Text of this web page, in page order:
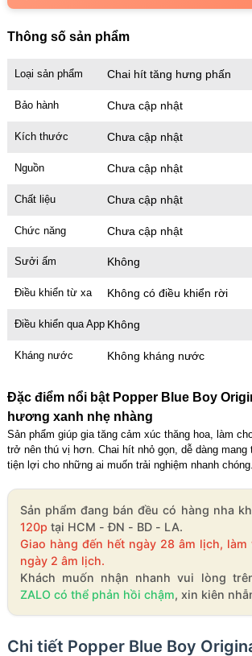
Thông số sản phẩm
Loại sản phẩm Chai hít tăng hưng phấn
Bảo hành Chưa cập nhật
Kích thước Chưa cập nhật
Nguồn Chưa cập nhật
Chất liệu Chưa cập nhật
Chức năng Chưa cập nhật
Sưởi ấm Không
Điều khiển từ xa Không có điều khiển rời
Điều khiển qua App Không
Kháng nước Không kháng nước
Đặc điểm nổi bật Popper Blue Boy
hương xanh nhẹ nhàng
Sản phẩm giúp gia tăng cảm xúc thăng hoa, làm
trở nên thú vị hơn. Chai hít nhỏ gọn, dễ dàng mang
tiện lợi cho những ai muốn trải nghiệm nhanh chóng.
Sản phẩm đang bán đều có hàng nha
120p tại HCM - ĐN - BD - LA.
Giao hàng đến hết ngày 28 âm lịch,
ngày 2 âm lịch.
Khách muốn nhận nhanh vui lòng
ZALO có thể phản hồi chậm, xin kiên
Chi tiết Popper Blue Boy